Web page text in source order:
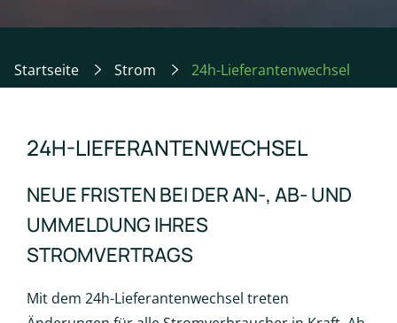
Startseite Strom 24h-Lieferantenwechsel
24H-LIEFERANTENWECHSEL
NEUE FRISTEN BEI DER AN-, AB- UND
UMMELDUNG IHRES
STROMVERTRAGS
Mit dem 24h-Lieferantenwechsel treten